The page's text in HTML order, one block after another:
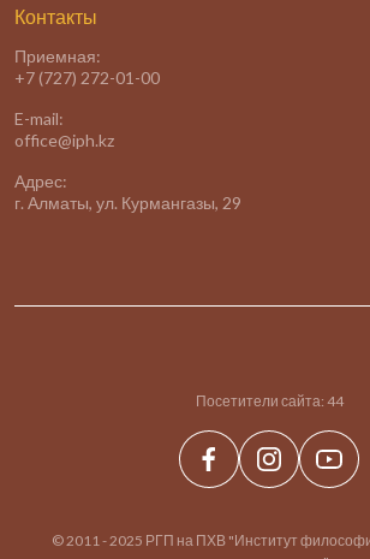
Контакты
Приемная:
+7 (727) 272-01-00
E-mail:
office@iph.kz
Адрес:
г. Алматы, ул. Курмангазы, 29
Посетители сайта: 44
© 2011 - 2025 РГП на ПХВ "Институт